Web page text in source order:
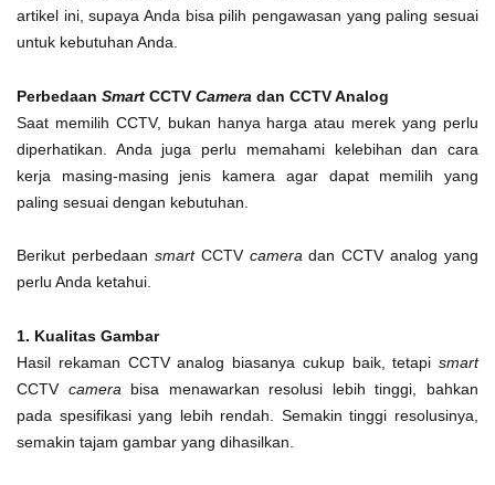
artikel ini, supaya Anda bisa pilih pengawasan yang paling sesuai
untuk kebutuhan Anda.
Perbedaan Smart CCTV Camera dan CCTV Analog
Saat memilih CCTV, bukan hanya harga atau merek yang perlu
diperhatikan. Anda juga perlu memahami kelebihan dan cara
kerja masing-masing jenis kamera agar dapat memilih yang
paling sesuai dengan kebutuhan.
Berikut perbedaan smart CCTV cameradan CCTV analog yang
perlu Anda ketahui.
1. Kualitas Gambar
Hasil rekaman CCTV analog biasanya cukup baik, tetapi smart
CCTV camera bisa menawarkan resolusi lebih tinggi, bahkan
pada spesifikasi yang lebih rendah. Semakin tinggi resolusinya,
semakin tajam gambar yang dihasilkan.